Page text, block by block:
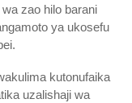
zao hilo barani
ya ukosefu
kutonufaika
uzalishaji wa